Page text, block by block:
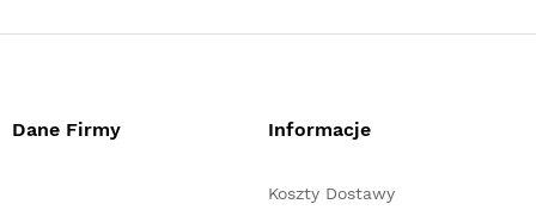
Dane Firmy Informacje
Koszty Dostawy